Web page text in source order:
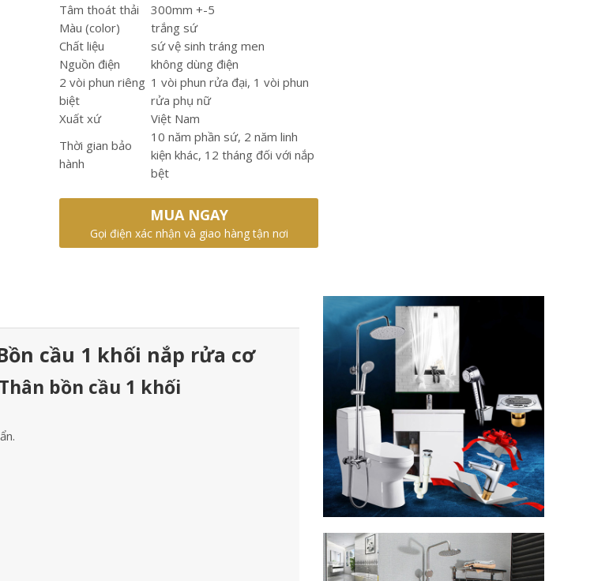
Tâm thoát thải
300mm +-5
Màu (color)
trắng sứ
Chất liệu
sứ vệ sinh tráng men
Nguồn điện
không dùng điện
2 vòi phun riêng
biệt
1 vòi phun rửa đại, 1 vòi phun
rửa phụ nữ
Xuất xứ
Việt Nam
Thời gian bảo
hành
10 năm phần sứ, 2 năm linh
kiện khác, 12 tháng đối với nắp
bệt
MUA NGAY
Gọi điện xác nhận và giao hàng tận nơi
cầu 1 khối nắp rửa cơ
bồn cầu 1 khối